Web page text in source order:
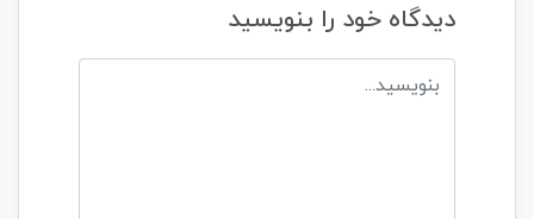
دیدگاه خود را بنویسید